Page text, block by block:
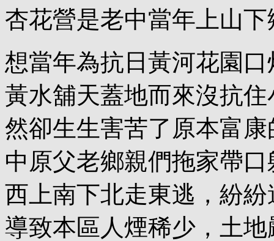
杏花營是老中當年上山
想當年為抗日黃河花園
黃水舖天蓋地而來沒抗
然卻生生害苦了原本富
中原父老鄉親們拖家帶
西上南下北走東逃，紛
導致本區人煙稀少，土